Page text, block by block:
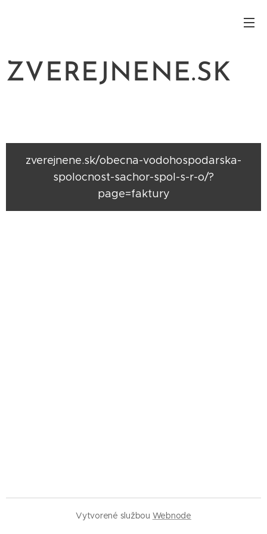
ZVEREJNENE.SK
zverejnene.sk/obecna-vodohospodarska-
spolocnost-sachor-spol-s-r-o/?
page=faktury
Vytvorené službou Webnode